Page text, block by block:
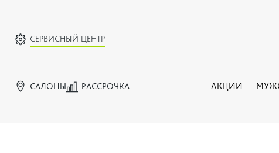
СЕРВИСНЫЙ ЦЕНТР
САЛОНЫ РАССРОЧКА АКЦИИ